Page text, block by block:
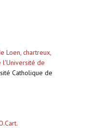
Loen, chartreux,
l'Université de
Catholique de